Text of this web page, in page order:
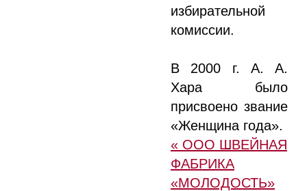
избирательной
комиссии.
В 2000 г. А. А.
Хара было
присвоено звание
«Женщина года».
« ООО ШВЕЙНАЯ
ФАБРИКА
«МОЛОДОСТЬ»